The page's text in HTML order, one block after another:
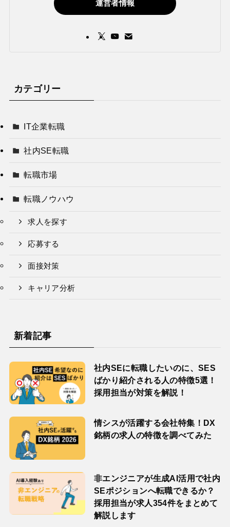
運営者情報
カテゴリー
IT企業転職
社内SE転職
転職市場
転職ノウハウ
求人を探す
応募する
面接対策
キャリア分析
新着記事
社内SEに転職したいのに、SES
ばかり紹介される人の特徴5選！
採用担当が対策を解説！
情シスが活躍する会社特集！DX
銘柄の求人の特徴を調べてみた
非エンジニアが生成AI活用で社内
SEポジションへ転職できるか？
採用担当が求人354件をまとめて
解説します